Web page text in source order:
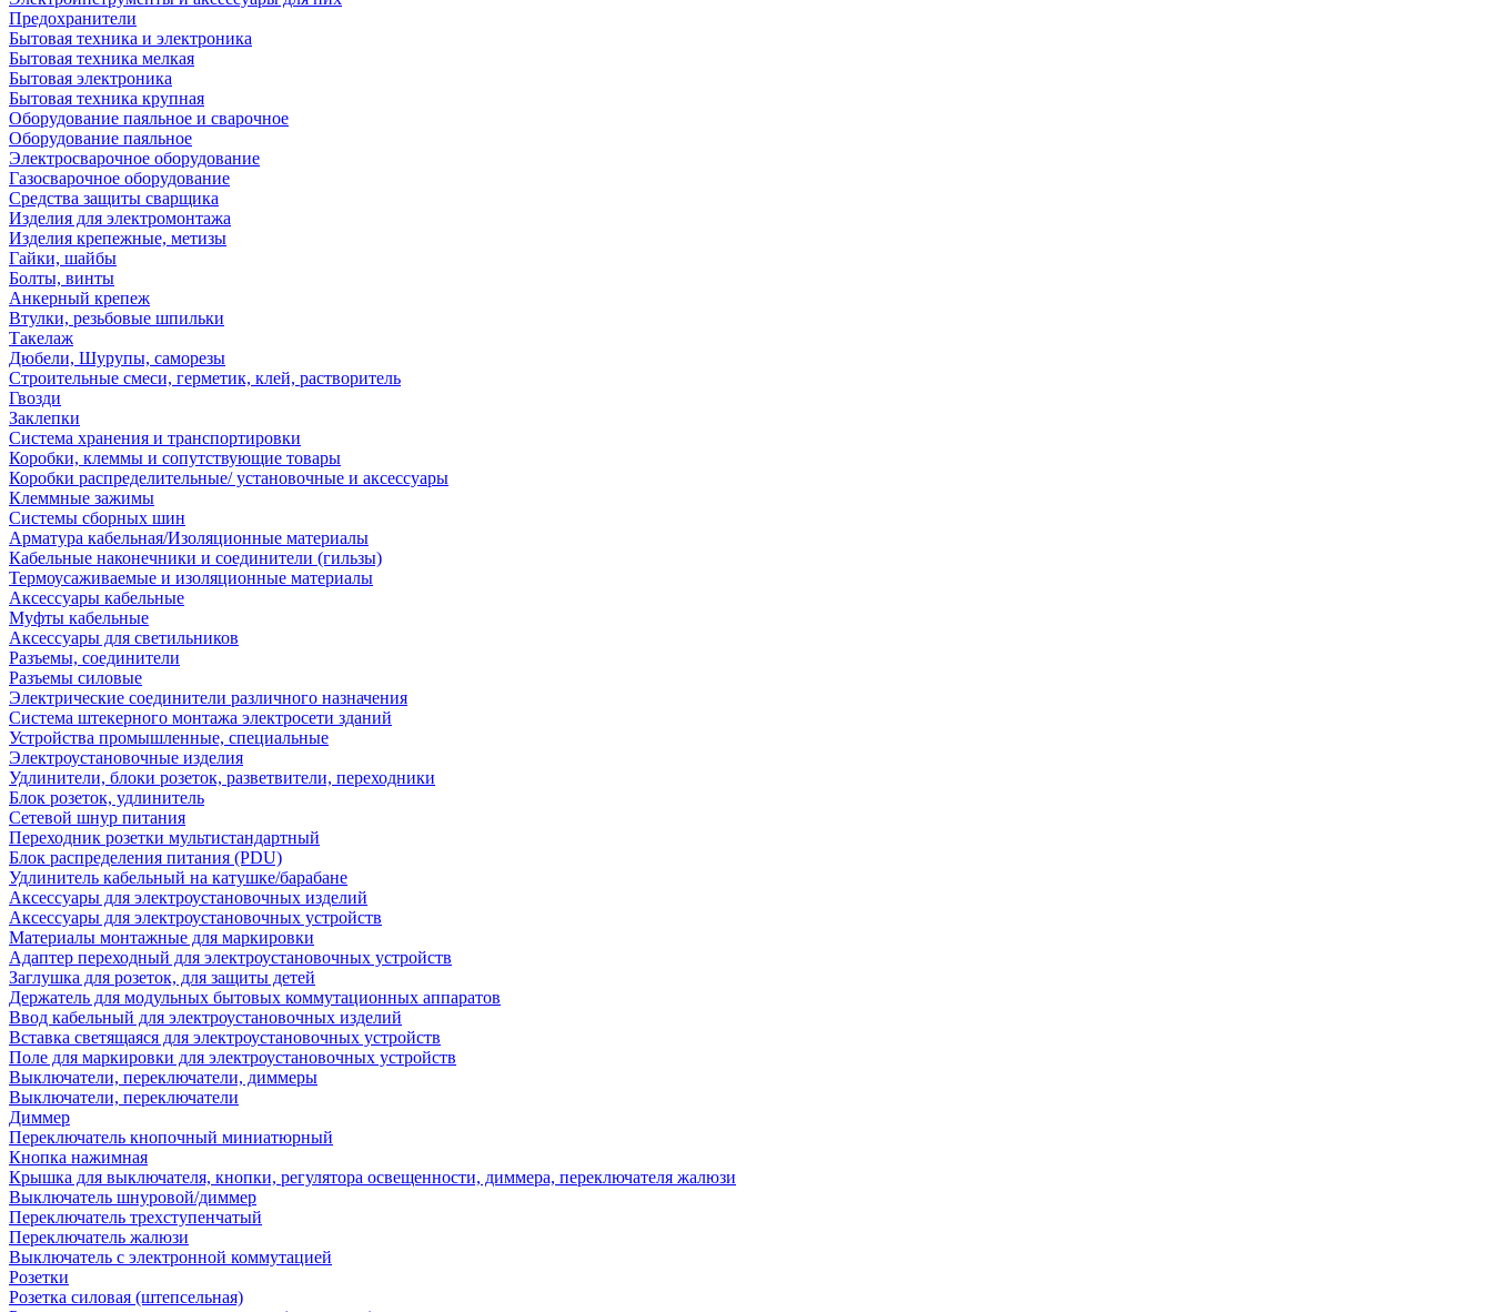
Предохранители
Бытовая техника и электроника
Бытовая техника мелкая
Бытовая электроника
Бытовая техника крупная
Оборудование паяльное и сварочное
Оборудование паяльное
Электросварочное оборудование
Газосварочное оборудование
Средства защиты сварщика
Изделия для электромонтажа
Изделия крепежные, метизы
Гайки, шайбы
Болты, винты
Анкерный крепеж
Втулки, резьбовые шпильки
Такелаж
Дюбели, Шурупы, саморезы
Строительные смеси, герметик, клей, растворитель
Гвозди
Заклепки
Система хранения и транспортировки
Коробки, клеммы и сопутствующие товары
Коробки распределительные/ установочные и аксессуары
Клеммные зажимы
Системы сборных шин
Арматура кабельная/Изоляционные материалы
Кабельные наконечники и соединители (гильзы)
Термоусаживаемые и изоляционные материалы
Аксессуары кабельные
Муфты кабельные
Аксессуары для светильников
Разъемы, соединители
Разъемы силовые
Электрические соединители различного назначения
Система штекерного монтажа электросети зданий
Устройства промышленные, специальные
Электроустановочные изделия
Удлинители, блоки розеток, разветвители, переходники
Блок розеток, удлинитель
Сетевой шнур питания
Переходник розетки мультистандартный
Блок распределения питания (PDU)
Удлинитель кабельный на катушке/барабане
Аксессуары для электроустановочных изделий
Аксессуары для электроустановочных устройств
Материалы монтажные для маркировки
Адаптер переходный для электроустановочных устройств
Заглушка для розеток, для защиты детей
Держатель для модульных бытовых коммутационных аппаратов
Ввод кабельный для электроустановочных изделий
Вставка светящаяся для электроустановочных устройств
Поле для маркировки для электроустановочных устройств
Выключатели, переключатели, диммеры
Выключатели, переключатели
Диммер
Переключатель кнопочный миниатюрный
Кнопка нажимная
Крышка для выключателя, кнопки, регулятора освещенности, диммера, переключателя жалюзи
Выключатель шнуровой/диммер
Переключатель трехступенчатый
Переключатель жалюзи
Выключатель с электронной коммутацией
Розетки
Розетка силовая (штепсельная)